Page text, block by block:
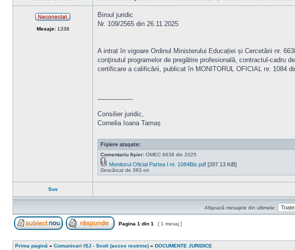
Mesaje:1338
Biroul juridic
Nr. 109/2565 din 26.11.2025
A intrat în vigoare Ordinul Ministerului Educației și Cercetării nr.
conţinutul programelor de pregătire profesională, contractul-cadru
certificare a calificării, publicat în MONITORUL OFICIAL nr. 1084
Consilier juridic,
Cornelia Ioana Tamaș
Fişiere ataşate:
Comentariu fişier: OMEC 6638 din 2025
Monitorul Oficial Partea I nr. 1084Bis.pdf [287.13 KiB]
Descărcat de 383 ori
Sus
Afişează mesajele din ultimele:
Pagina 1 din 1 [ 1 mesaj ]
Prima pagină » Comunicari ISJ - Scoli (acces restrins) » DOCUMENTE JURIDICE